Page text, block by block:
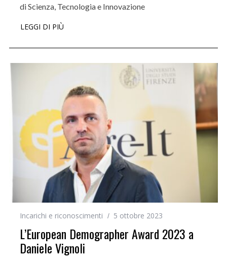
di Scienza, Tecnologia e Innovazione
LEGGI DI PIÙ
Incarichi e riconoscimenti 5 ottobre 2023
L’European Demographer Award 2023 a
Daniele Vignoli